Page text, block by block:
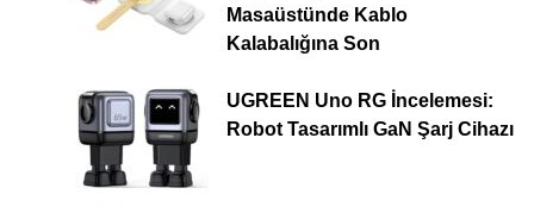
Masaüstünde Kablo
Kalabalığına Son
UGREEN Uno RG İncelemesi:
Robot Tasarımlı GaN Şarj Cihazı